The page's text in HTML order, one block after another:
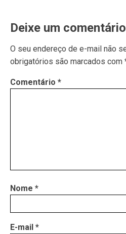
Deixe um comentário
O seu endereço de e-mail não
obrigatórios são marcados com
Comentário *
Nome *
E-mail *